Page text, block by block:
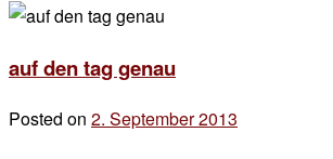
auf den tag genau
Posted on 2. September 2013